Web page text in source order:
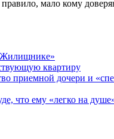
мало кому
квартиру
приемной дочери и
что ему «легко на